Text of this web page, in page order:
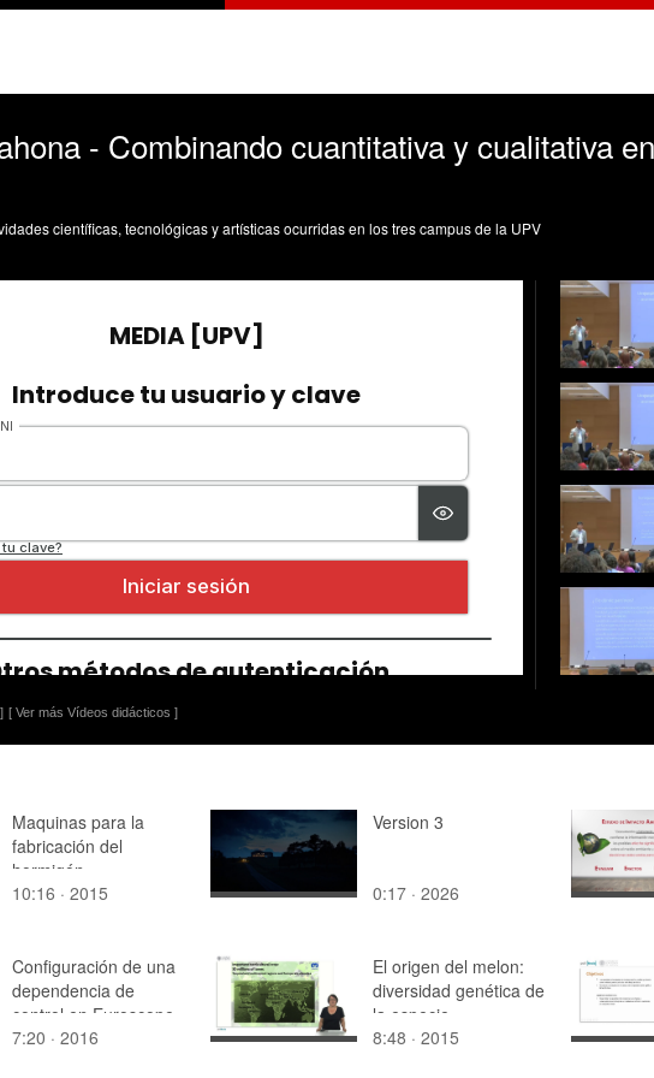
- Combinando cuantitativa y cualitativa
científicas, tecnológicas y artísticas ocurridas en los tres campus de la UPV
[ Ver más Vídeos didácticos ]
Maquinas para la
fabricación del
hormigón.
10:16 · 2015
Version 3
0:17 · 2026
Configuración de una
dependencia de
control en Euroscope
7:20 · 2016
El origen del melon:
diversidad genética de
la especie
8:48 · 2015